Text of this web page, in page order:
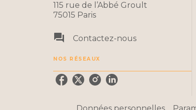
115 rue de l’Abbé Groult
75015 Paris
question_answer Contactez-nous
NOS RÉSEAUX